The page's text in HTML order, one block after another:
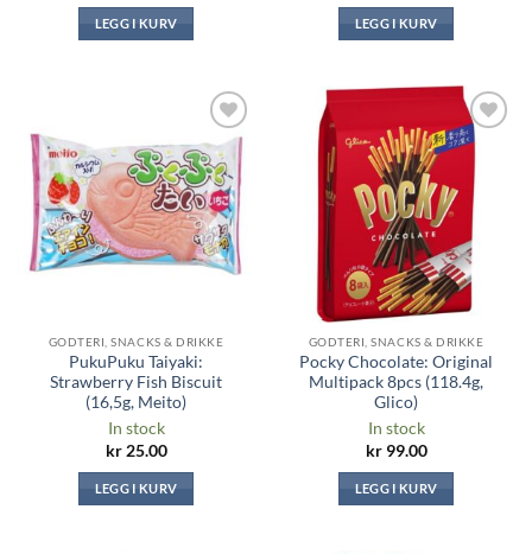
LEGG I KURV LEGG I KURV
Legg til i
ønskeliste
GODTERI, SNACKS & DRIKKE
PukuPuku Taiyaki:
Strawberry Fish Biscuit
(16,5g, Meito)
In stock
kr25.00
LEGG I KURV
Legg til i
GODTERI, SNACKS & DRIKKE
Pocky Chocolate: Original
Multipack 8pcs (118.4g,
Glico)
In stock
kr99.00
LEGG I KURV